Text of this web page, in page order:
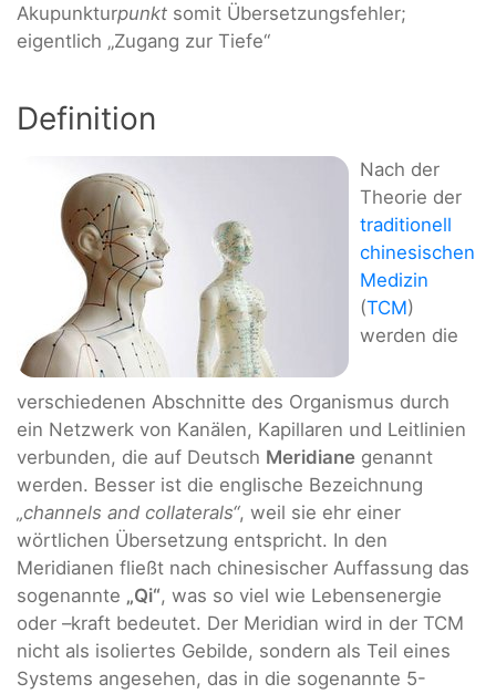
Akupunkturpunkt somit Übersetzungsfehler;
eigentlich „Zugang zur Tiefe“
Definition
Nach der
Theorie der
traditionell
chinesischen
Medizin
(TCM)
werden die
verschiedenen Abschnitte des Organismus durch
ein Netzwerk von Kanälen, Kapillaren und Leitlinien
verbunden, die auf Deutsch Meridiane genannt
werden. Besser ist die englische Bezeichnung
„channels and collaterals“, weil sie ehr einer
wörtlichen Übersetzung entspricht. In den
Meridianen fließt nach chinesischer Auffassung das
sogenannte „Qi“, was so viel wie Lebensenergie
oder –kraft bedeutet. Der Meridian wird in der TCM
nicht als isoliertes Gebilde, sondern als Teil eines
Systems angesehen, das in die sogenannte 5-